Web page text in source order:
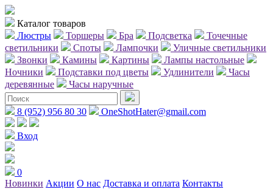
Каталог товаров
Люстры
Торшеры Бра Подсветка
Точечные
светильники
Споты Лампочки
Уличные светильники
Звонки
Камины Картины
Лампы настольные
Ночники
Подставки под цветы Удлинители
Часы
деревянные
Часы наручные
8 (952) 956 80 30 OneShotHater@gmail.com
Вход
0
Новинки Акции О нас Доставка и оплата Контакты